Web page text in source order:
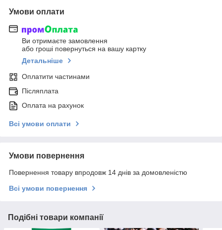
Умови оплати
Ви отримаєте замовлення
або гроші повернуться на вашу картку
Детальніше
Оплатити частинами
Післяплата
Оплата на рахунок
Всі умови оплати
Умови повернення
Повернення товару впродовж 14 днів за домовленістю
Всі умови повернення
Подібні товари компанії